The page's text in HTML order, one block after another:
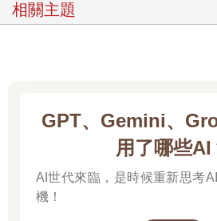
相關主題
GPT、Gemini、
用了哪些AI
AI世代來臨，是時候重新思考
機！